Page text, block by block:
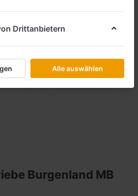
Burgenland MB
Drittanbietern
Alle auswählen